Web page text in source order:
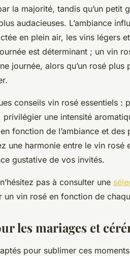
la majorité, tandis qu’un petit
audacieuses. L’ambiance
en plein air, les vins légers
est déterminant ; un vin
journée, alors qu’un rosé
conseils vin rosé essentiels :
une intensité
fonction de l’ambiance et des
une harmonie entre le vin rosé
gustative de vos invités.
pas à consulter une
vin rosé en fonction de
les mariages et
pour sublimer ces